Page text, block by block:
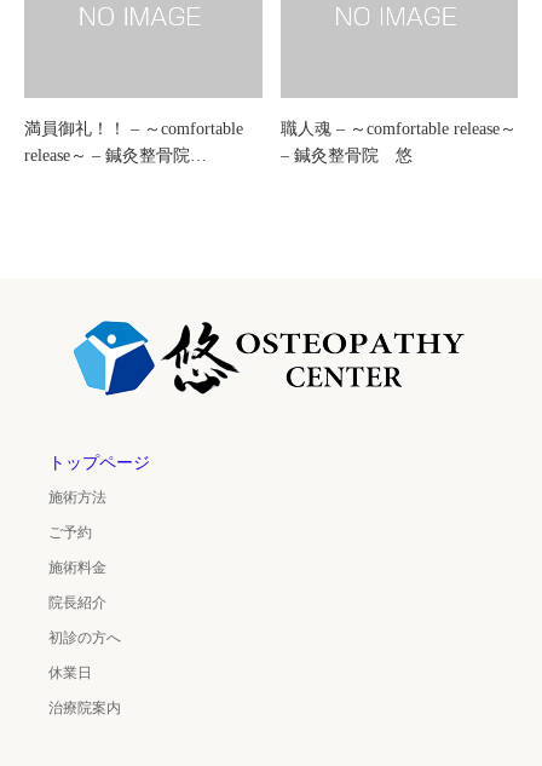
満員御礼！！ – ～comfortable
release～ – 鍼灸整骨院…
職人魂 – ～comfortable release～
– 鍼灸整骨院 悠
トップページ
施術方法
ご予約
施術料金
院長紹介
初診の方へ
休業日
治療院案内